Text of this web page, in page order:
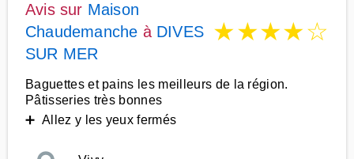
Avis sur Maison
Chaudemanche à DIVES
SUR MER
★★★★☆
Baguettes et pains les meilleurs de la région.
Pâtisseries très bonnes
➕ Allez y les yeux fermés